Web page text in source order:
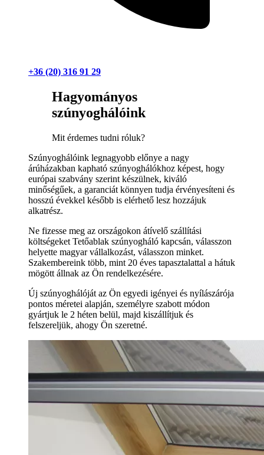
+36 (20) 316 91 29
Hagyományos
szúnyoghálóink
Mit érdemes tudni róluk?
Szúnyoghálóink legnagyobb előnye a nagy
árúházakban kapható szúnyoghálókhoz képest, hogy
európai szabvány szerint készülnek, kiváló
minőségűek, a garanciát könnyen tudja érvényesíteni és
hosszú évekkel később is elérhető lesz hozzájuk
alkatrész.
Ne fizesse meg az országokon átívelő szállítási
költségeket Tetőablak szúnyogháló kapcsán, válasszon
helyette magyar vállalkozást, válasszon minket.
Szakembereink több, mint 20 éves tapasztalattal a hátuk
mögött állnak az Ön rendelkezésére.
Új szúnyoghálóját az Ön egyedi igényei és nyílászárója
pontos méretei alapján, személyre szabott módon
gyártjuk le 2 héten belül, majd kiszállítjuk és
felszereljük, ahogy Ön szeretné.